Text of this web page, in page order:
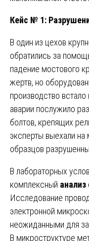
Кейс № 1:
В один из цехов
обратились за
падение мостового
жертв, но
производство
аварии послужило
болтов, крепящих
эксперты выехали на
образцов
В лабораторных
комплексный
Исследование
электронной
неожиданными для
В микроструктуре